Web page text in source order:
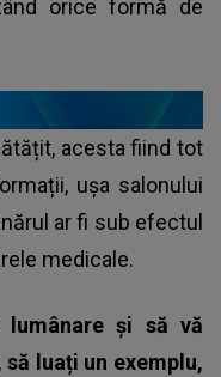
orice formă de
acesta fiind tot
ușa salonului
ar fi sub efectul
medicale.
și să vă
luați un exemplu,